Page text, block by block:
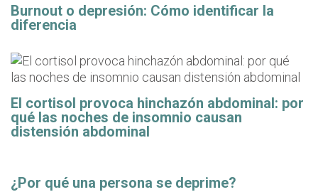
Burnout o depresión: Cómo identificar la
diferencia
El cortisol provoca hinchazón abdominal: por
qué las noches de insomnio causan
distensión abdominal
¿Por qué una persona se deprime?